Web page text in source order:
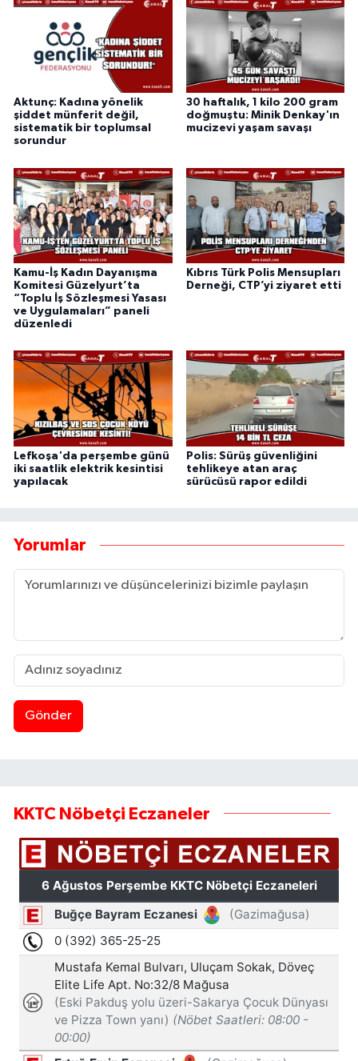
Aktunç: Kadına yönelik
şiddet münferit değil,
sistematik bir toplumsal
sorundur
30 haftalık, 1 kilo 200 gram
doğmuştu: Minik Denkay'ın
mucizevi yaşam savaşı
Kamu-İş Kadın Dayanışma
Komitesi Güzelyurt’ta
“Toplu İş Sözleşmesi Yasası
ve Uygulamaları” paneli
düzenledi
Kıbrıs Türk Polis Mensupları
Derneği, CTP’yi ziyaret etti
Lefkoşa'da perşembe günü
iki saatlik elektrik kesintisi
yapılacak
Polis: Sürüş güvenliğini
tehlikeye atan araç
sürücüsü rapor edildi
Yorumlar
Gönder
KKTC Nöbetçi Eczaneler